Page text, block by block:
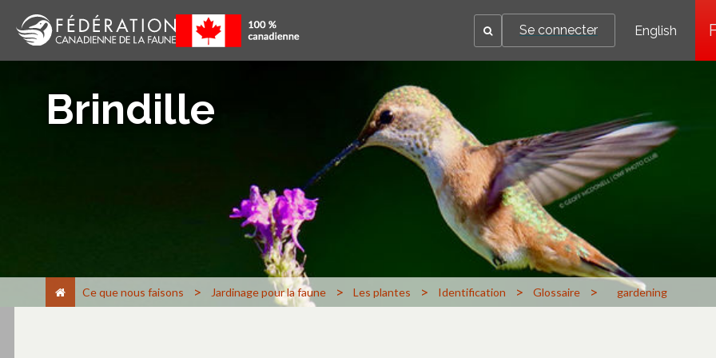
Se connecter English
Brindille
Ce que nous faisons > Jardinage pour la faune > Les plantes > Identification > Glossaire > gardening